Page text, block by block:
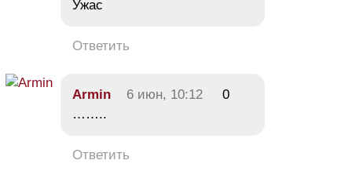
Ужас
Ответить
Armin 6 июн, 10:12
0
……..
Ответить